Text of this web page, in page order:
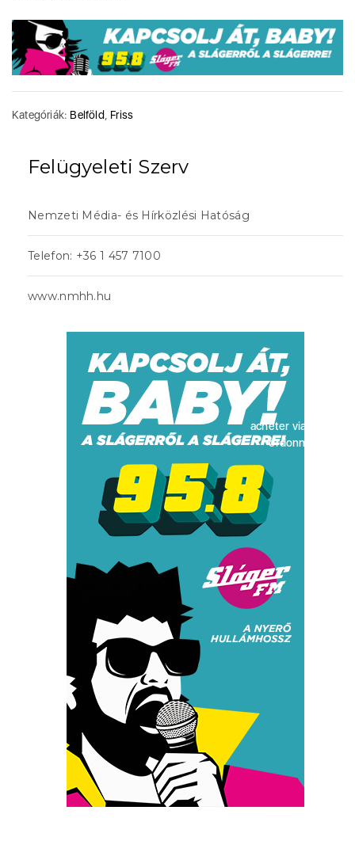
Kategóriák: Belföld Friss
Felügyeleti Szerv
Nemzeti Média- és Hírközlési Hatóság
Telefon: +36 1 457 7100
www.nmhh.hu
acheter viagra sans
ordonnance